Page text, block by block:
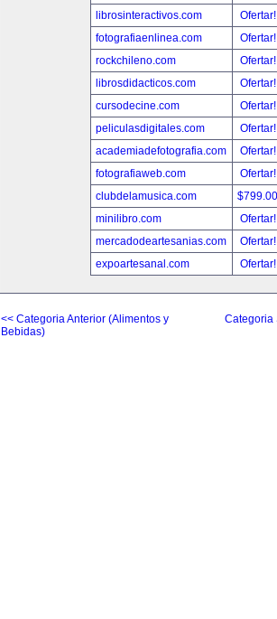
librosinteractivos.com
fotografiaenlinea.com
rockchileno.com
librosdidacticos.com
cursodecine.com
peliculasdigitales.com
academiadefotografia.com
fotografiaweb.com
clubdelamusica.com
minilibro.com
mercadodeartesanias.com
expoartesanal.com
<< Categoria Anterior (Alimentos y
Bebidas)
Categoria